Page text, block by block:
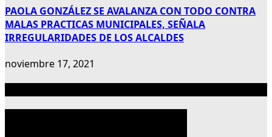
PAOLA GONZÁLEZ SE AVALANZA CON TODO CONTRA
MALAS PRACTICAS MUNICIPALES, SEÑALA
IRREGULARIDADES DE LOS ALCALDES
noviembre 17, 2021